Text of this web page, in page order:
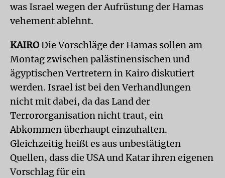
was Israel wegen der Aufrüstung der Hamas
vehement ablehnt.
KAIRODie Vorschläge der Hamas sollen am
Montag zwischen palästinensischen und
ägyptischen Vertretern in Kairo diskutiert
werden. Israel ist bei den Verhandlungen
nicht mit dabei, da das Land der
Terrororganisation nicht traut, ein
Abkommen überhaupt einzuhalten.
Gleichzeitig heißt es aus unbestätigten
Quellen, dass die USA und Katar ihren eigenen
Vorschlag für ein